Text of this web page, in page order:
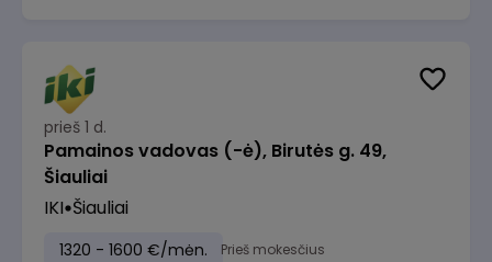
prieš 1 d.
Pamainos vadovas (-ė), Birutės g. 49,
Šiauliai
IKI Šiauliai
1320 - 1600 €/mėn. Prieš mokesčius